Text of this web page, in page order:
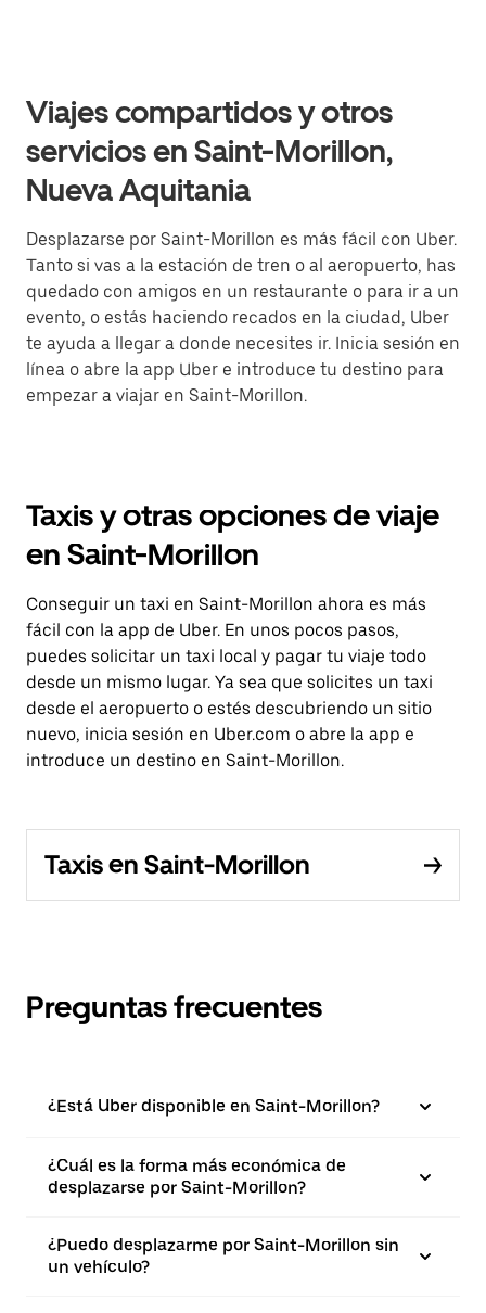
Viajes compartidos y otros
servicios en Saint-Morillon,
Nueva Aquitania
Desplazarse por Saint-Morillon es más fácil con Uber.
Tanto si vas a la estación de tren o al aeropuerto, has
quedado con amigos en un restaurante o para ir a un
evento, o estás haciendo recados en la ciudad, Uber
te ayuda a llegar a donde necesites ir. Inicia sesión en
línea o abre la app Uber e introduce tu destino para
empezar a viajar en Saint-Morillon.
Taxis y otras opciones de viaje
en Saint-Morillon
Conseguir un taxi en Saint-Morillon ahora es más
fácil con la app de Uber. En unos pocos pasos,
puedes solicitar un taxi local y pagar tu viaje todo
desde un mismo lugar. Ya sea que solicites un taxi
desde el aeropuerto o estés descubriendo un sitio
nuevo, inicia sesión en Uber.com o abre la app e
introduce un destino en Saint-Morillon.
Taxis en Saint-Morillon
Preguntas frecuentes
¿Está Uber disponible en Saint-Morillon?
¿Cuál es la forma más económica de
desplazarse por Saint-Morillon?
¿Puedo desplazarme por Saint-Morillon sin
un vehículo?